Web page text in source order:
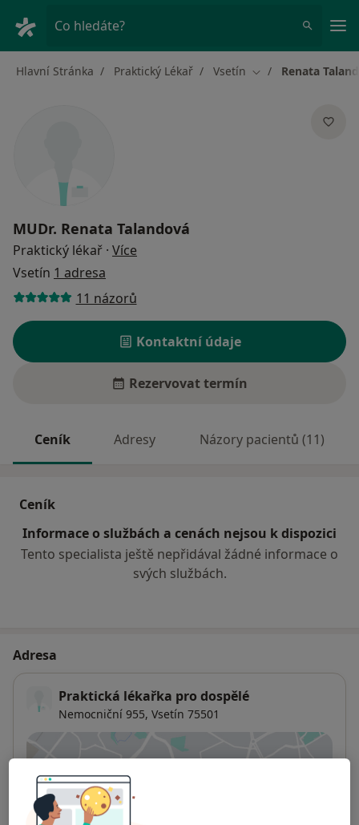
Co hledáte?
Hlavní Stránka Praktický Lékař Vsetín Změna města
Renata
MUDr. Renata Talandová
Praktický lékař · Více
Vsetín 1 adresa
11 názorů
Kontaktní údaje
Rezervovat termín
Ceník Adresy Názory pacientů (11)
Ceník
Informace o službách a cenách nejsou k dispozici
Tento specialista ještě nepřidával žádné informace o
svých službách.
Adresa
Praktická lékařka pro dospělé
Nemocniční 955, Vsetín 75501
Přiblížit mapu
Dostupnost
Na této adrese online kalendář není aktivní